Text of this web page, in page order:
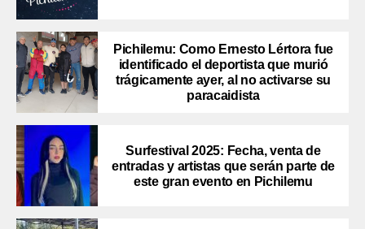
Pichilemu: Como Ernesto Lértora fue
identificado el deportista que murió
trágicamente ayer, al no activarse su
paracaidista
Surfestival 2025: Fecha, venta de
entradas y artistas que serán parte de
este gran evento en Pichilemu